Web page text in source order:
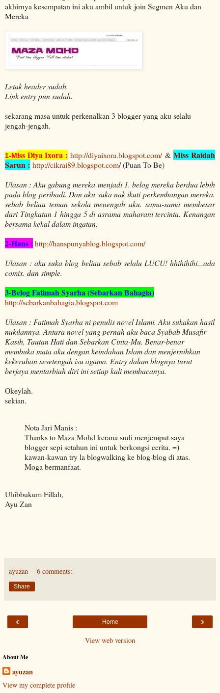
akhirnya kesempatan ini aku ambil untuk join Segmen Aku dan
Mereka
Letak header sudah.
Link entry pun sudah.
sekarang masa untuk perkenalkan 3 blogger yang aku selalu
jengah-jengah.
1-Miss Diya Ixora : http://diyaixora.blogspot.com/&Miss Raidah
Sarun : http://cikrai89.blogspot.com/ (Puan To Be)
Ulasan : Aku gabung mereka menjadi 1. belog mereka berdua lebih
pada blog peribadi. Dan aku suka nak ikuti perkembangan mereka.
sebab beliau teman sekola menengah aku. sama-sama membesar
dari Tingkatan 1 hingga 5 di asrama maharani tercinta. Kenangan
bersama kekal dalam ingatan.
2-Hans : http://hanspunyablog.blogspot.com/
Ulasan : aku suka blog beliau sebab selalu LUCU! hhihihihi...ada
comix. dan simple.
3-Belog Fatimah Syarha (Sebarkan Bahagia)
http://sebarkanbahagia.blogspot.com
Ulasan : Fatimah Syarha ni penulis novel Islami. Aku sukakan hasil
nukilannya. Antara novel yang pernah aku baca Syabab Musafir
Kasih, Tautan Hati dan Sebarkan Cinta-Mu. Benar-benar
membuka mata aku dengan keindahan Islam dan menjernihkan
kekeruhan sesetengah isu agama. Entry dalam blognya turut
berjaya mentarbiah diri ini setiap kali membacanya.
Okeylah.
sekian.
Nota Jari Manis :
Thanks to Maza Mohd kerana sudi menjemput saya
blogger sepi setahun ini untuk berkongsi cerita. =)
kawan-kawan try la blogwalking ke blog-blog di atas.
Moga bermanfaat.
Uhibbukum Fillah,
Ayu Zan
ayuzan 6 comments:
Share
‹ ›
Home
View web version
About Me
ayuzan
View my complete profile